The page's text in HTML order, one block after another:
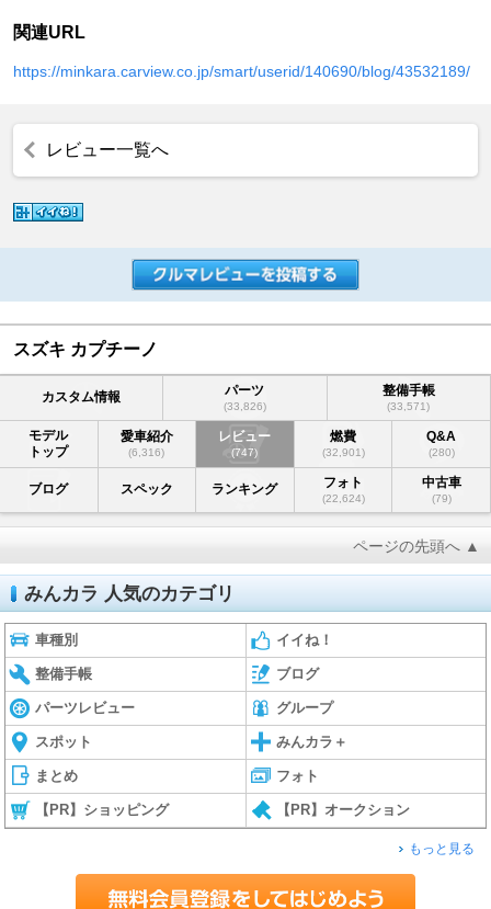
関連URL
https://minkara.carview.co.jp/smart/userid/140690/blog/43532189/
レビュー一覧へ
スズキ カプチーノ
カスタム情報 パーツ
(33,826)
整備手帳
(33,571)
モデル
トップ
愛車紹介
(6,316)
レビュー
(747)
燃費
(32,901)
Q&A
(280)
ブログ スペック ランキング フォト
(22,624)
中古車
(79)
ページの先頭へ ▲
みんカラ 人気のカテゴリ
車種別 イイね！
整備手帳 ブログ
パーツレビュー グループ
スポット みんカラ＋
まとめ フォト
【PR】ショッピング 【PR】オークション
もっと見る